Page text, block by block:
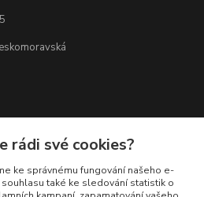
8-14:30
rádi své cookies?
ke správnému fungování našeho e-
také ke sledování statistik o